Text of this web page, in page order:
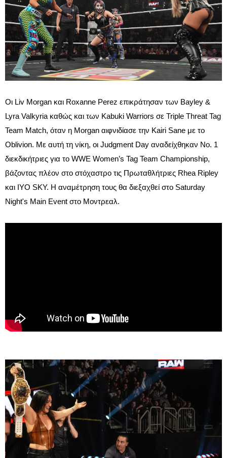
Οι Liv Morgan και Roxanne Perez επικράτησαν των Bayley &
Lyra Valkyria καθώς και των Kabuki Warriors σε Triple Threat Tag
Team Match, όταν η Morgan αιφνιδίασε την Kairi Sane με το
Oblivion. Με αυτή τη νίκη, οι Judgment Day αναδείχθηκαν Νο. 1
διεκδικήτριες για το WWE Women’s Tag Team Championship,
βάζοντας πλέον στο στόχαστρο τις Πρωταθλήτριες Rhea Ripley
και IYO SKY. Η αναμέτρηση τους θα διεξαχθεί στο Saturday
Night's Main Event στο Μοντρεαλ.